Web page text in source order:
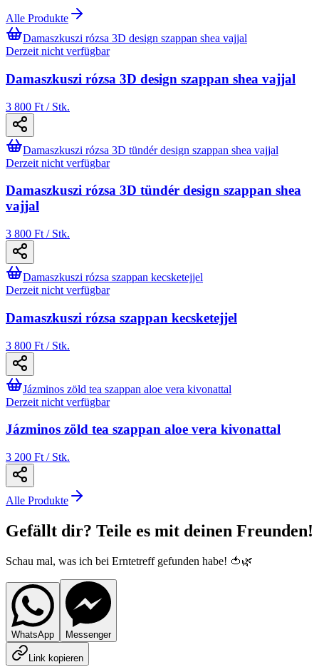
Alle Produkte
Damaszkuszi rózsa 3D design szappan shea vajjal
Derzeit nicht verfügbar
Damaszkuszi rózsa 3D design szappan shea vajjal
3 800 Ft / Stk.
Damaszkuszi rózsa 3D tündér design szappan shea vajjal
Derzeit nicht verfügbar
Damaszkuszi rózsa 3D tündér design szappan shea
vajjal
3 800 Ft / Stk.
Damaszkuszi rózsa szappan kecsketejjel
Derzeit nicht verfügbar
Damaszkuszi rózsa szappan kecsketejjel
3 800 Ft / Stk.
Jázminos zöld tea szappan aloe vera kivonattal
Derzeit nicht verfügbar
Jázminos zöld tea szappan aloe vera kivonattal
3 200 Ft / Stk.
Alle Produkte
Gefällt dir? Teile es mit deinen Freunden!
Schau mal, was ich bei Erntetreff gefunden habe! 🍅🌿
WhatsApp Messenger
Link kopieren